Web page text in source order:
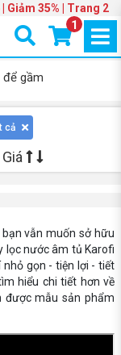
Giảm 35% | Trang 2
1
gầm
cả
Giá
vẫn muốn sở hữu
lọc nước âm tủ Karofi
gọn - tiện lợi - tiết
hiểu chi tiết hơn về
được mẫu sản phẩm